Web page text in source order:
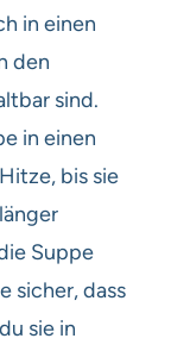
in einen
den
sind.
in einen
bis sie
Suppe
sicher, dass
sie in